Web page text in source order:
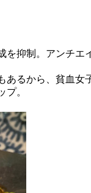
抑制。アンチエ
るから、貧血女
。